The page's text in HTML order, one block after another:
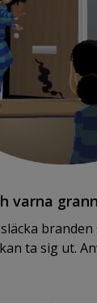
varna
branden
ta sig ut.